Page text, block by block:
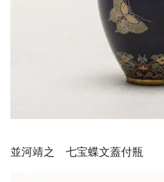
並河靖之 七宝蝶文蓋付瓶